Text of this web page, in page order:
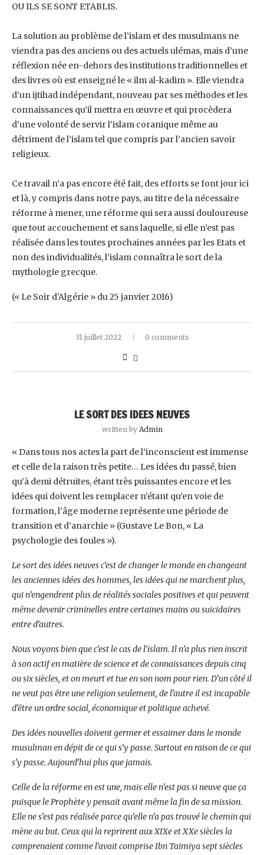
OU ILS SE SONT ETABLIS.
La solution au problème de l’islam et des musulmans ne
viendra pas des anciens ou des ‎actuels ulémas, mais d’une
réflexion née en-dehors des institutions traditionnelles et
des ‎livres où est enseigné le « ilm al-kadim ». Elle viendra
d’un ijtihad indépendant, nouveau par ‎ses méthodes et les
connaissances qu’il mettra en œuvre et qui procèdera
d’une volonté de ‎servir l’islam coranique même au
détriment de l’islam tel que compris par l’ancien savoir
‎religieux.
Ce travail n’a pas encore été fait, des efforts se font jour ici
et là, y compris dans notre pays, ‎au titre de la nécessaire
réforme à mener, une réforme qui sera aussi douloureuse
que tout ‎accouchement et sans laquelle, si elle n’est pas
réalisée dans les toutes prochaines années ‎par les Etats et
non des individualités, l’islam connaîtra le sort de la
mythologie grecque.‎
‎(« Le Soir d’Algérie » du 25 janvier 2016)‎
31 juillet 2022 0 comments
LE SORT DES IDEES NEUVES
written by Admin
« Dans tous nos actes la part de l’inconscient est immense
et celle de la raison très petite… Les idées du passé, bien
qu’à demi détruites, étant très puissantes encore et les
idées qui doivent les remplacer n’étant qu’en voie de
formation, l’âge moderne représente une période de
transition et d’anarchie » (Gustave Le Bon, « La
psychologie des foules »).
Le sort des idées neuves c’est de changer le monde en changeant
les anciennes idées des hommes, les idées qui ne marchent plus,
qui n’engendrent plus de réalités sociales positives et qui peuvent
même devenir criminelles entre certaines mains ou suicidaires
entre d’autres.
Nous voyons bien que c’est le cas de l’islam. Il n’a plus rien inscrit
à son actif en matière de science et de connaissances depuis cinq
ou six siècles, et on meurt et tue en son nom pour rien. D’un côté il
ne veut pas être une religion seulement, de l’autre il est incapable
d’être un ordre social, économique et politique achevé.
Des idées nouvelles doivent germer et essaimer dans le monde
musulman en dépit de ce qui s’y passe. Surtout en raison de ce qui
s’y passe. Aujourd’hui plus que jamais.
Celle de la réforme en est une, mais elle n’est pas si neuve que ça
puisque le Prophète y pensait avant même la fin de sa mission.
Elle ne s’est pas réalisée parce qu’elle n’a pas trouvé le chemin qui
mène au but. Ceux qui la reprirent aux XIXe et XXe siècles la
comprenaient comme l’avait comprise Ibn Taimiya sept siècles